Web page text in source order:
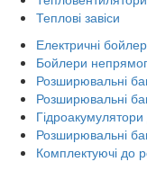
Теплові завіси
Електричні
Бойлери
Розширювальні
Розширювальні
Розширювальні
Комплектуючі до